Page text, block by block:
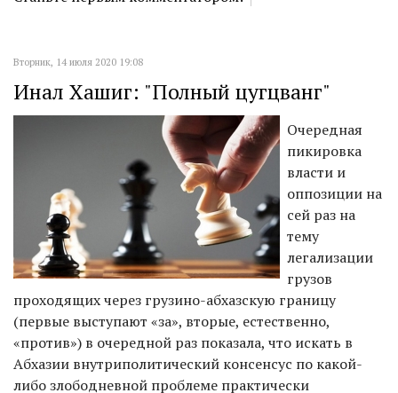
Вторник, 14 июля 2020 19:08
Инал Хашиг: "Полный цугцванг"
Очередная
пикировка
власти и
оппозиции на
сей раз на
тему
легализации
грузов
проходящих через грузино-абхазскую границу
(первые выступают «за», вторые, естественно,
«против») в очередной раз показала, что искать в
Абхазии внутриполитический консенсус по какой-
либо злободневной проблеме практически